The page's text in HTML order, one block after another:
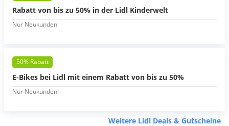
Rabatt von bis zu 50% in der Lidl Kinderwelt
Nur Neukunden
50% Rabatt
E-Bikes bei Lidl mit einem Rabatt von bis zu 50%
Nur Neukunden
Weitere Lidl Deals & Gutscheine